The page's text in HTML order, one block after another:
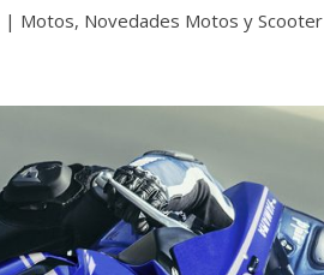
| Motos, Novedades Motos y Scooter